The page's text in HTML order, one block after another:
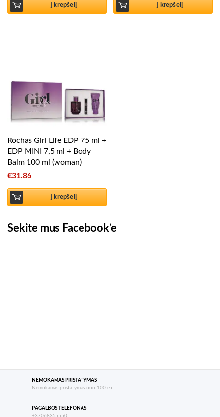
Į krepšelį Į krepšelį
Rochas Girl Life EDP 75 ml +
EDP MINI 7,5 ml + Body
Balm 100 ml (woman)
€31.86
Į krepšelį
Sekite mus Facebook’e
NEMOKAMAS PRISTATYMAS
Nemokamas pristatymas nuo 100 eu.
PAGALBOS TELEFONAS
+37068355550